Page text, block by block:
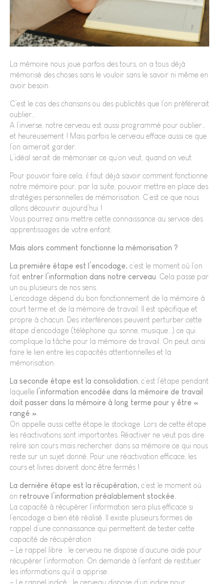
La mémoire nous joue parfois des tours, on a tous déjà
mémorisé des choses sans le vouloir sans le savoir ni même en
avoir besoin.
C’est le cas des chansons ou des publicités que l’on préférerait
oublier…
A l’inverse, notre cerveau est aussi programmé pour oublier…
et heureusement ! Mais parfois le cerveau efface aussi ce que
l’on aimerait garder.
L’idéal serait de mémoriser ce qu’on veut, quand on veut.
Pour pouvoir faire cela, il faut déjà savoir comment fonctionne
notre mémoire pour, par la suite, pouvoir mettre en place des
stratégies personnelles de mémorisation. C’est ce que nous
allons découvrir aujourd’hui !
Vous pourrez ainsi mettre cette connaissance au service des
apprentissages de votre enfant.
Mais alors comment fonctionne la mémorisation ?
La première étape est l’encodage, c’est le moment où l’on
fait entrer l’information dans notre cerveau. Cela passe par
un ou plusieurs de nos sens.
L’encodage dépend du bon fonctionnement de la mémoire à
court terme et de la mémoire de travail. Il est spécifique et
propre à chacun. Des interférences peuvent perturber cette
étape d’encodage (téléphone qui sonne, musique…) ce qui
complique la tâche pour la mémoire de travail. On peut ainsi
faire le lien entre les capacités attentionnelles et la
mémorisation.
La seconde étape est la consolidation, c’est l’étape pendant
laquelle l’information encodée dans la mémoire de travail
doit passer dans la mémoire à long terme pour y être «
rangé ».
On appelle aussi cette étape le stockage. Lors de cette étape
les réactivations sont importantes. Réactiver ne veut pas dire
relire son cours mais rechercher dans sa mémoire ce qui nous
reste sur un sujet donné. Pour une réactivation efficace, les
cours et livres doivent donc être fermés !
La dernière étape est la récupération, c’est le moment où
on retrouve l’information préalablement stockée.
La capacité à récupérer l’information sera plus efficace si
l’encodage a bien été réalisé. Il existe plusieurs formes de
rappel d’une connaissance qui permettent de tester cette
capacité de récupération :
– Le rappel libre : le cerveau ne dispose d’aucune aide pour
récupérer l’information. On demande à l’enfant de restituer
les informations qu’il a apprise.